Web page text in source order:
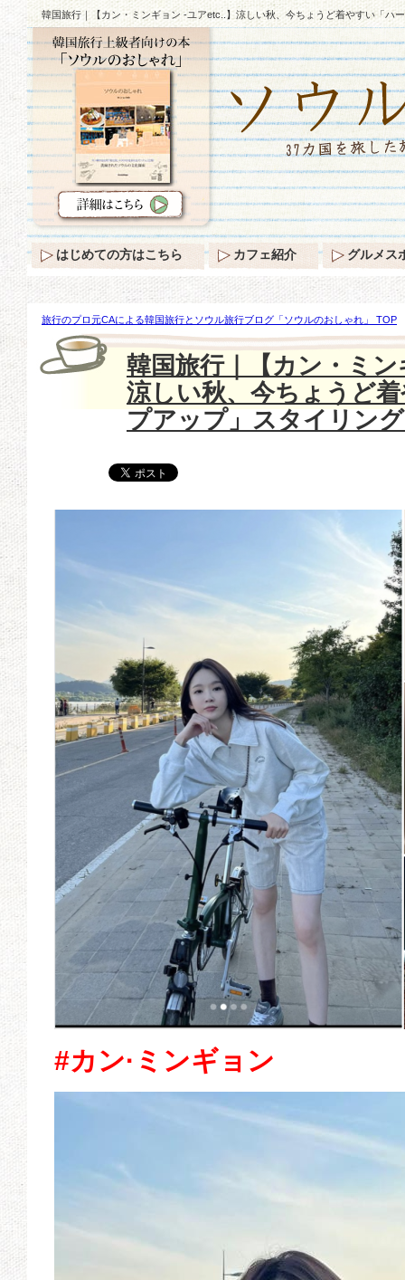
韓国旅行｜【カン・ミンギョン -ユアetc..】涼しい秋、今ちょうど着やすい「ハ
旅行のプロ元CAによる韓国旅行とソウル旅行ブログ「ソウルのおしゃれ」 TOP
ミンギョン -ユアetc..】涼しい秋、今ちょうど着やすい「ハーフジップアップ」
韓国旅行｜【カン・ミ
涼しい秋、今ちょうど
プアップ」スタイリン
#カン·ミンギョン
はじめての方はこちら カフェ紹介 グルメス